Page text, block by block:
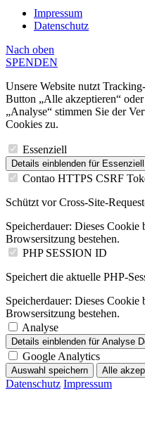
Impressum
Datenschutz
Nach oben
SPENDEN
Unsere Website nutzt
Button „Alle akzeptieren“
„Analyse“ stimmen Sie der
Cookies zu.
Essenziell
Details einblenden für Essenziell
Contao HTTPS CSRF
Schützt vor Cross-Site-
Speicherdauer: Dieses Cookie
Browsersitzung bestehen.
PHP SESSION ID
Speichert die aktuelle PHP-
Speicherdauer: Dieses Cookie
Browsersitzung bestehen.
Analyse
Details einblenden für Analyse
Google Analytics
Auswahl speichern Alle
Datenschutz Impressum